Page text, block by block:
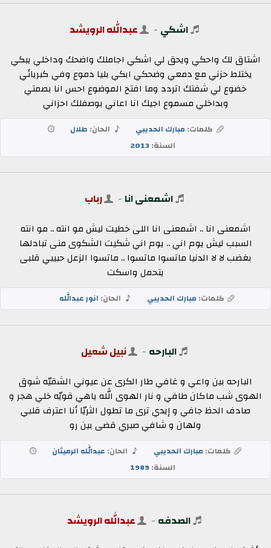
اشكي - عبدالله الرويشد
اشتاق لك واحكي ويحق لي اشكي اجاملك واضحك وداخلي يبكي
يختلط حزني مع دمعي وضحكي ابكي بليا دموع وفي كبريائي
خضوع لي شفتك اتردد وما افتح الموضوع احس انا بصمتي
وبداخلي مسموع اجيك انا اعاني بوصفلك احزاني
كلمات: مبارك الحديبي الحان: طلال
السنة:2013
اشمعنى انا - رباب
اشمعنى انا .. اشمعنى انا اللى خطيت ليش مو انته .. مو انته
السبب ليش يوم اني .. يوم اني شكيت الشكوى منى تبادلها
بغضب لا لا الدنيا ماتسوا ماتسوا .. ماتسوا الزعل حبيبي قلبى
يتحمل واسكت
كلمات: مبارك الحديبي الحان: انور عبدالله
البارحه - نبيل شعيل
البارحه بين واعي و غافي طار الكرى عن عيوني الشقيّه شوق
الهوى شب ماكان طافي و نار الهوى الله ياهي قويّه خلي هجر و
صادف الحظ جافي و إيدي ترى ما تطول الثريّا أنا اعترف قلبي
ولهان و شافي صبري قضى بين رو
كلمات: مبارك الحديبي الحان: عبدالله الرميثان
السنة:1989
الصدفه - عبدالله الرويشد